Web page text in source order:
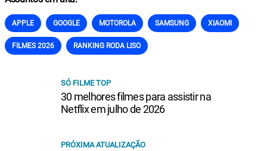
APPLE GOOGLE MOTOROLA SAMSUNG XIAOMI
FILMES 2026 RANKING RODA LISO
SÓ FILME TOP
30 melhores filmes para assistir na
Netflix em julho de 2026
PRÓXIMA ATUALIZAÇÃO